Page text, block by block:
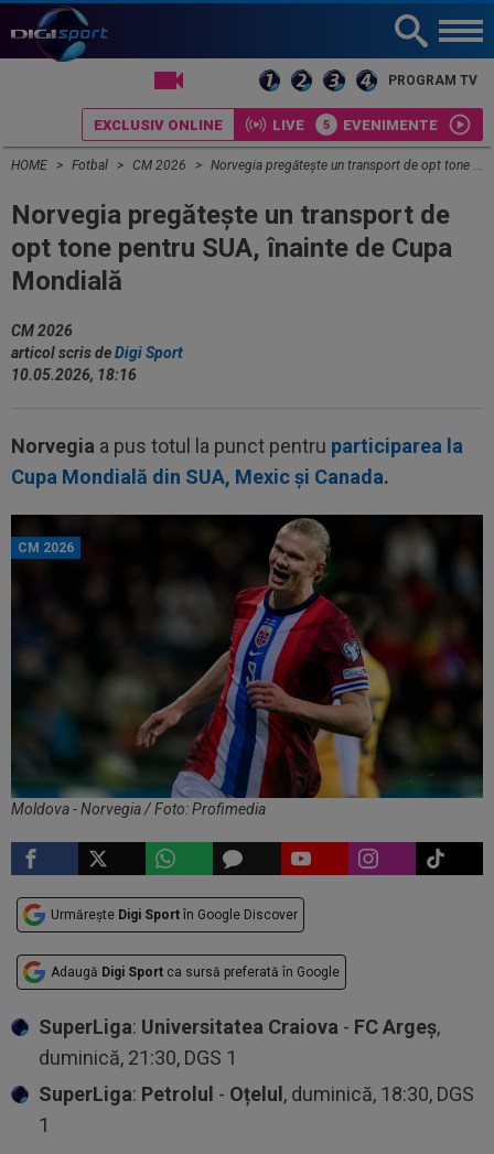
PROGRAM TV
EXCLUSIV ONLINE LIVE EVENIMENTE
HOME Fotbal CM 2026 Norvegia pregătește un transport de opt tone pentru SUA, înainte de Cupa Mondială
Norvegia pregătește un transport de
opt tone pentru SUA, înainte de Cupa
Mondială
CM 2026
articol scris deDigi Sport
10.05.2026, 18:16
Norvegia a pus totul la punct pentru participarea la
Cupa Mondială din SUA, Mexic și Canada.
CM 2026
Moldova - Norvegia / Foto: Profimedia
Urmărește Digi Sport în Google Discover
Adaugă Digi Sport ca sursă preferată în Google
SuperLiga: Universitatea Craiova - FC Argeș,
duminică, 21:30, DGS 1
SuperLiga: Petrolul - Oțelul, duminică, 18:30, DGS
1